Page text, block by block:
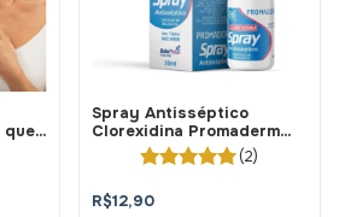
que
Spray Antisséptico
Clorexidina Promaderm
30ml - BellaPhytus(2)
R$12,90